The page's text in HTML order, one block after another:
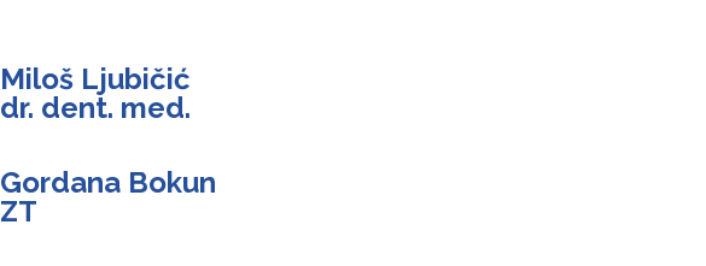
Miloš Ljubičić
dr. dent. med.
Gordana Bokun
ZT